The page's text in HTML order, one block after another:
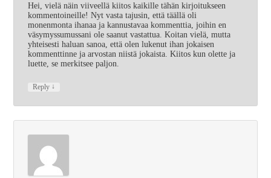
Hei, vielä näin viiveellä kiitos kaikille tähän kirjoitukseen
kommentoineille! Nyt vasta tajusin, että täällä oli
monenmonta ihanaa ja kannustavaa kommenttia, joihin en
väsymyssumussani ole saanut vastattua. Koitan vielä, mutta
yhteisesti haluan sanoa, että olen lukenut ihan jokaisen
kommenttinne ja arvostan niistä jokaista. Kiitos kun olette ja
luette, se merkitsee paljon.
Reply ↓